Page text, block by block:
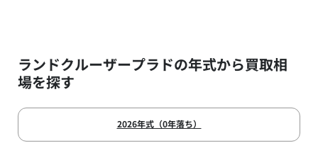
ランドクルーザープラドの年式から買取相
場を探す
2026年式（0年落ち）